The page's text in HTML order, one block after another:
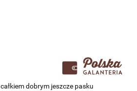
dobrym jeszcze pasku